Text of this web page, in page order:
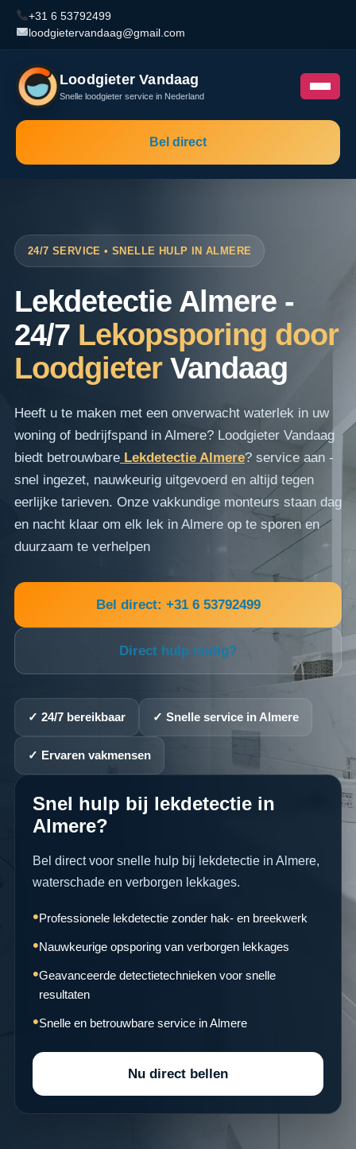
+31 6 53792499
loodgietervandaag@gmail.com
Loodgieter Vandaag
Snelle loodgieter service in Nederland
Bel direct
24/7 SERVICE • SNELLE HULP IN ALMERE
Lekdetectie Almere -
24/7 Lekopsporing door
Loodgieter Vandaag
Heeft u te maken met een onverwacht waterlek in uw
woning of bedrijfspand in Almere? Loodgieter Vandaag
biedt betrouwbare Lekdetectie Almere? service aan -
snel ingezet, nauwkeurig uitgevoerd en altijd tegen
eerlijke tarieven. Onze vakkundige monteurs staan dag
en nacht klaar om elk lek in Almere op te sporen en
duurzaam te verhelpen
Bel direct: +31 6 53792499
Direct hulp nodig?
✓ 24/7 bereikbaar ✓ Snelle service in Almere
✓ Ervaren vakmensen
Snel hulp bij lekdetectie in
Almere?
Bel direct voor snelle hulp bij lekdetectie in Almere,
waterschade en verborgen lekkages.
Professionele lekdetectie zonder hak- en breekwerk
Nauwkeurige opsporing van verborgen lekkages
Geavanceerde detectietechnieken voor snelle
resultaten
Snelle en betrouwbare service in Almere
Nu direct bellen